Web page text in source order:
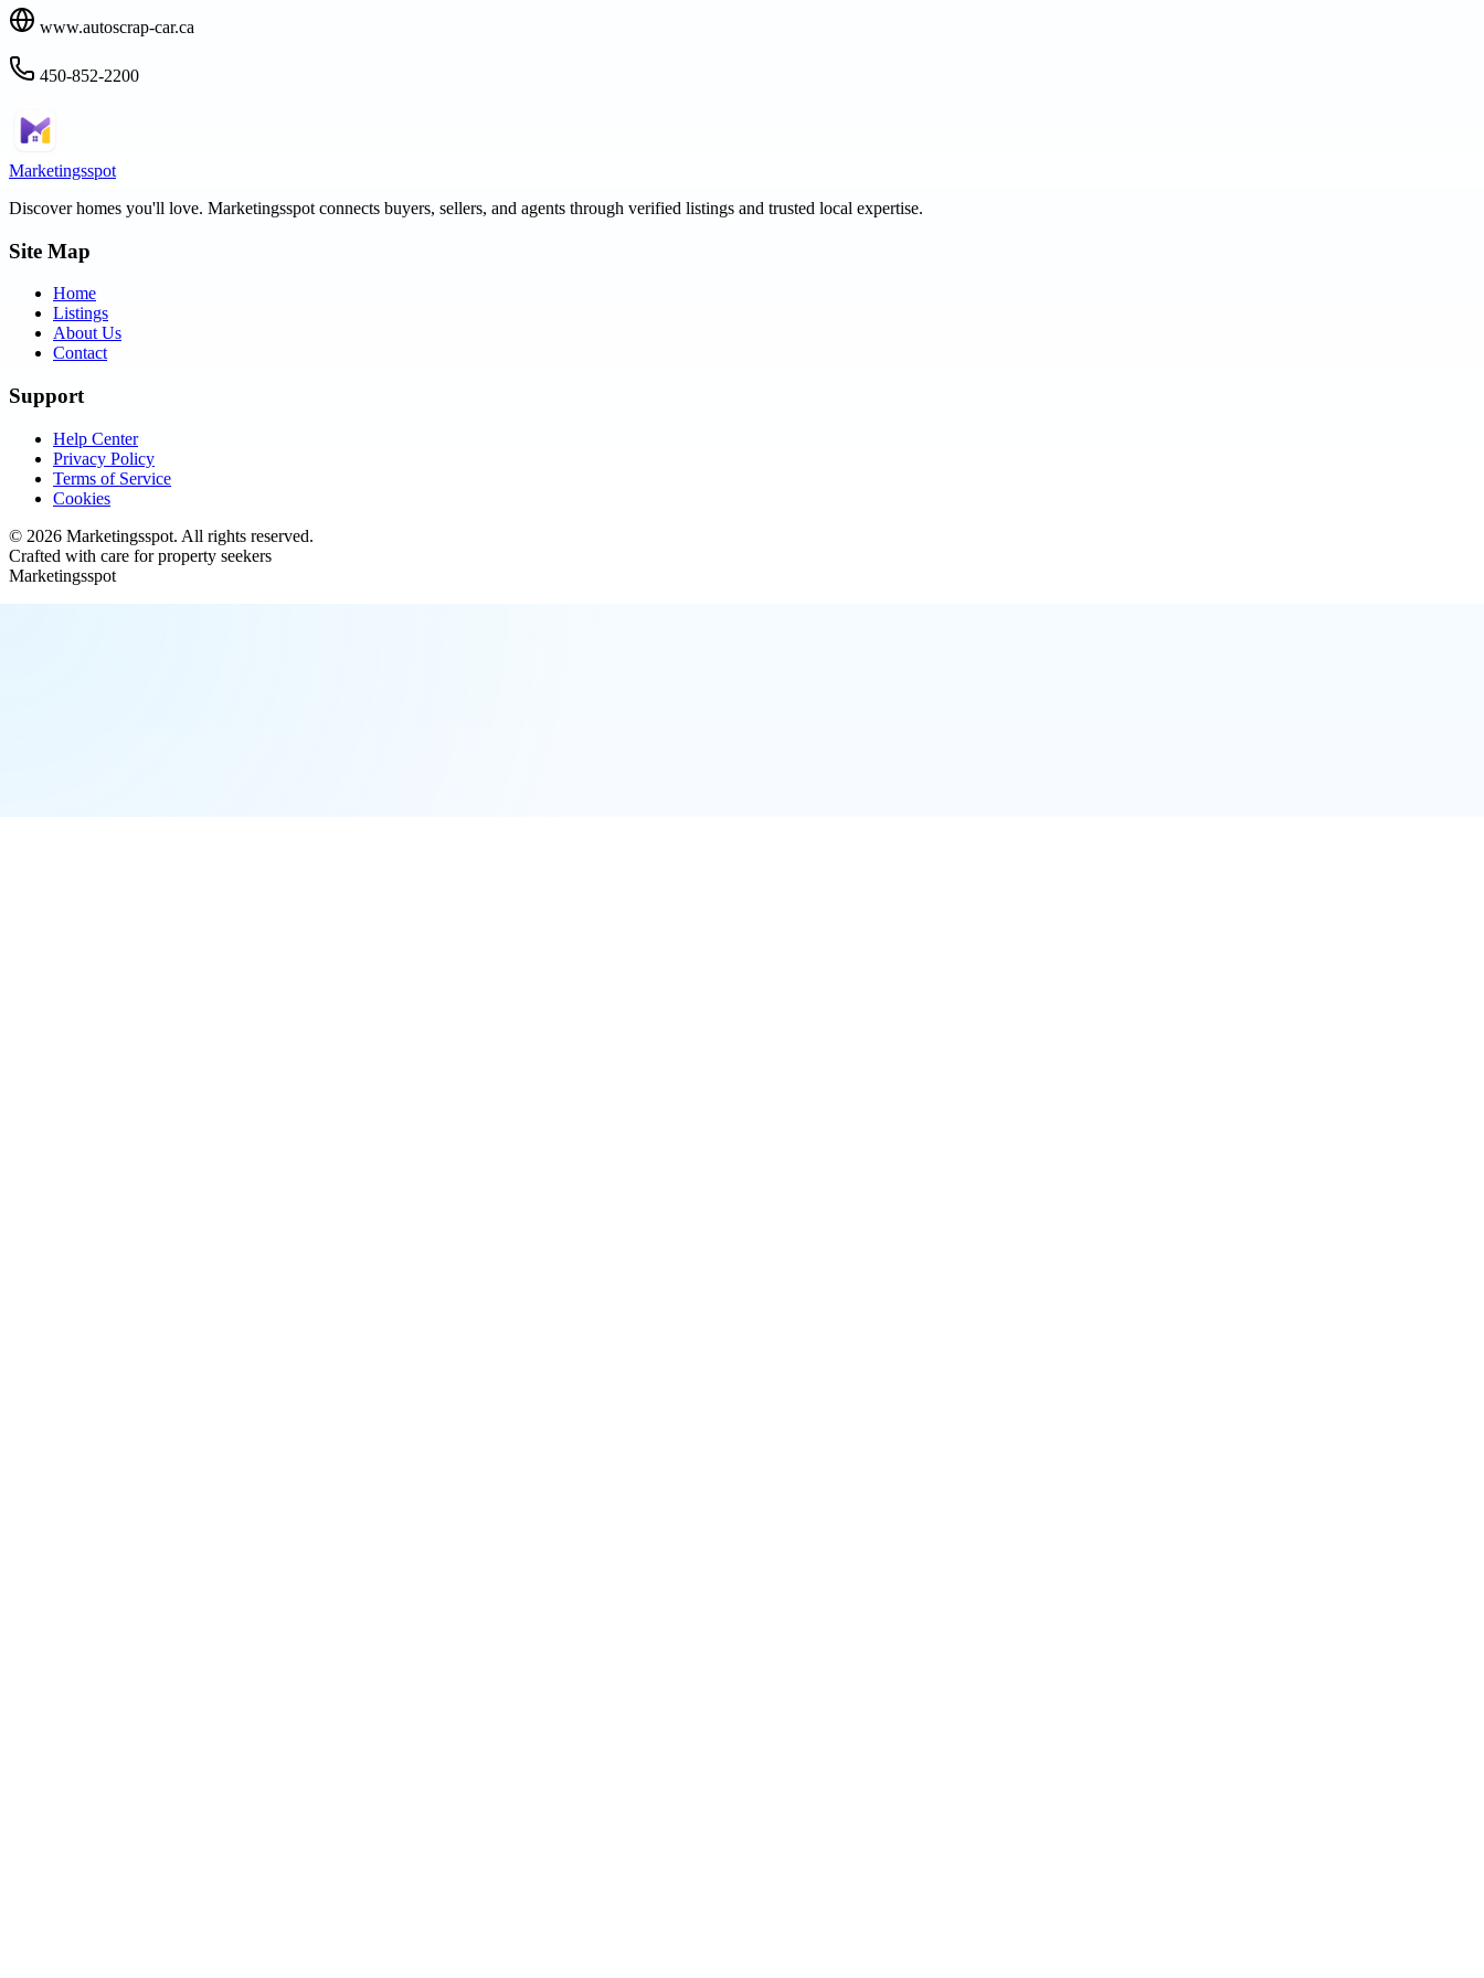
www.autoscrap-car.ca
450-852-2200
Marketingsspot
Discover homes you'll love. Marketingsspot connects buyers, sellers, and agents through verified listings and trusted local expertise.
Site Map
Home
Listings
About Us
Contact
Support
Help Center
Privacy Policy
Terms of Service
Cookies
© 2026 Marketingsspot. All rights reserved.
Crafted with care for property seekers
Marketingsspot